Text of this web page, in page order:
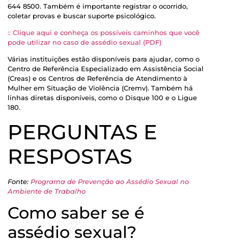
644 8500. Também é importante registrar o ocorrido,
coletar provas e buscar suporte psicológico.
:: Clique aqui e conheça os possíveis caminhos que você
pode utilizar no caso de assédio sexual (PDF)
Várias instituições estão disponíveis para ajudar, como o
Centro de Referência Especializado em Assistência Social
(Creas) e os Centros de Referência de Atendimento à
Mulher em Situação de Violência (Cremv). Também há
linhas diretas disponíveis, como o Disque 100 e o Ligue
180.
PERGUNTAS E
RESPOSTAS
Fonte: Programa de Prevenção ao Assédio Sexual no
Ambiente de Trabalho
Como saber se é
assédio sexual?